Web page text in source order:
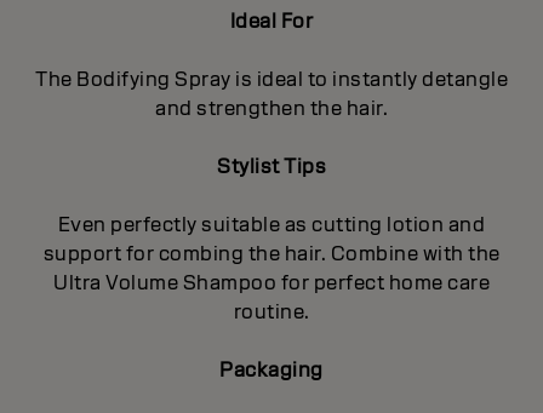
Ideal For
The Bodifying Spray is ideal to instantly detangle
and strengthen the hair.
Stylist Tips
Even perfectly suitable as cutting lotion and
support for combing the hair. Combine with the
Ultra Volume Shampoo for perfect home care
routine.
Packaging